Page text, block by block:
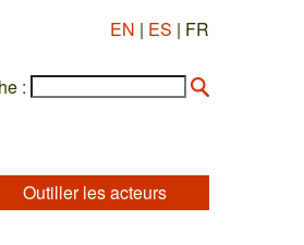
EN | ES | FR
:
Outiller les acteurs